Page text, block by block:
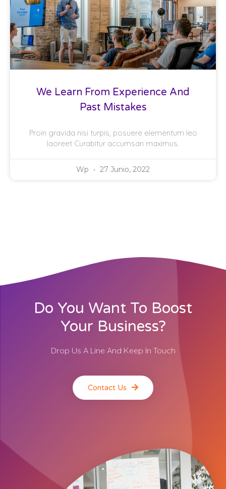
We Learn From Experience And
Past Mistakes
Proin gravida nisi turpis, posuere elementum leo
laoreet Curabitur accumsan maximus.
Wp 27 Junio, 2022
Do You Want To Boost
Your Business?
Drop Us A Line And Keep In Touch
Contact Us